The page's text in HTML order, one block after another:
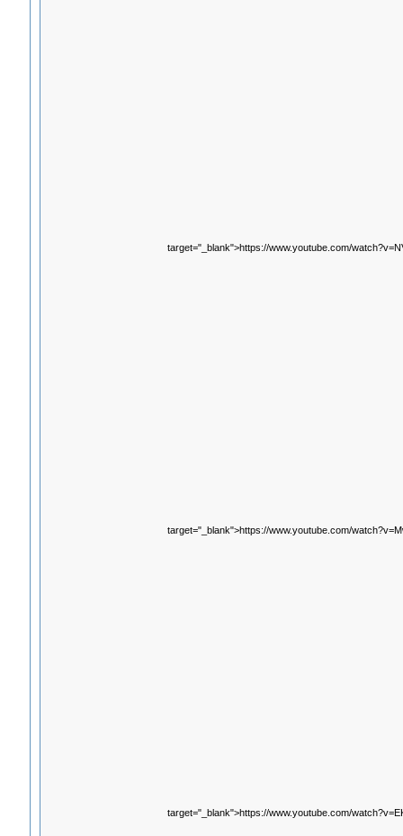
target="_blank">https://www.youtube.com/
target="_blank">https://www.youtube.com/
target="_blank">https://www.youtube.com/